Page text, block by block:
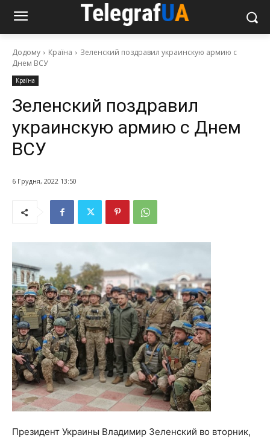
Додому Країна
Зеленский поздравил украинскую армию с
Днем ВСУ
Країна
Зеленский поздравил
украинскую армию с Днем
ВСУ
6 Грудня, 2022 13:50
Президент Украины Владимир Зеленский во вторник,